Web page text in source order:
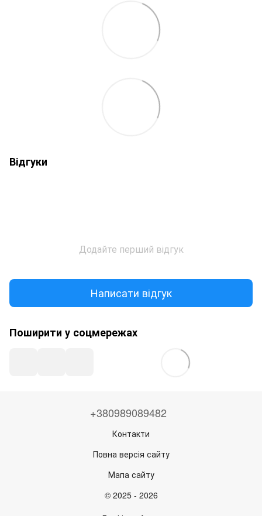
Відгуки
Додайте перший відгук
Написати відгук
Поширити у соцмережах
+380989089482
Контакти
Повна версія сайту
Мапа сайту
© 2025 - 2026